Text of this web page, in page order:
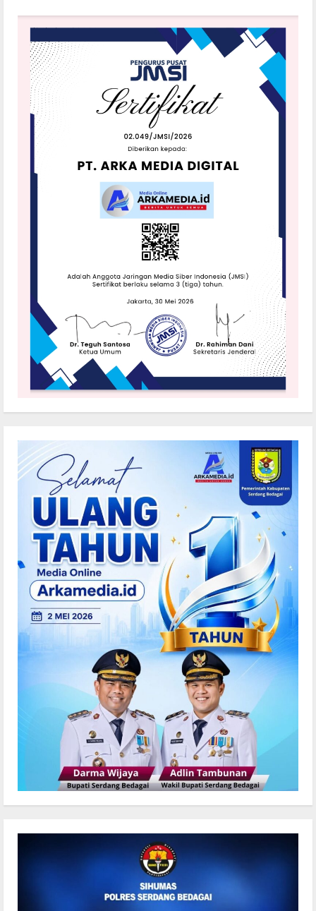
FC
Raih
3
Mini
Soccer
Piala
Gubernur
Sumut,
Disambut
Hangat
Kapolres
Sergai